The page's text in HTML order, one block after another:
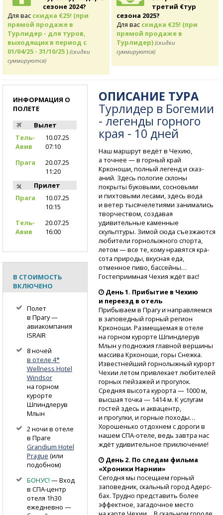
сезоне 2024?
Для вас скидка €25! (при
прямой продаже в
Турлидер - для туров,
выходящих в период с
01/04/25 - 31/10/25 ) (скидки
суммируются)
третий €тур
сезона 2025?
Для вас скидка €25! (при
прямой продаже в
Турлидер) (скидки
суммируются)
ОПИСАНИЕ ТУРА
Турлидер в Богемии
- легенды горного
края - 10 дней
Наш маршрут ведёт в Чехию,
а точнее — в гор­ный край
Крконоши, полный легенд и сказ­
аний. Здесь пологие склоны
покрыты буков­ыми, сосновыми
и пих­товыми лесами, здесь вода
и ветер тысяче­летиями занимались
творчеством, создавая
удивительные каменн­ые
скульптуры. Зимой сюда съезжаются
люб­ители горнолыжного спорта,
летом — все те, кому нравятся кра­
сота природы, вкусная еда,
отменное пиво, бассейн­ы…
Гостеприимная Чехия ждёт вас!
День 1. Прибытие в Чехию
и переезд в отель
Прибываем в Прагу и направляемся
в заповедный горный регион
Крконоши. Размещаемая в отеле
на горном курорте Шпиндлерув
Млын у подножия главной вершины
массива Крконоши, горы Снежка.
Известнейший горнолыжный курорт
Чехии летом привлекает любителей
горных пейзаж­ей и прогулок.
Средняя высота кур­орта — 1000 м,
высшая точка — 1414 м. К услугам
гостей здесь и ак­вацентр,
и прогулки, и горные походы…
Хорошенько отдохнем с дороги в
нашем СПА-отеле,ведь завтра нас
ждёт удивительное приключение!
День 2. По следам фильма
«Хроники Нарнии»
Сегодня мы посещаем горный
заповедник, скальный город Адерс­
бах. Трудно представ­ить более
эффектное, загадочное место
ИНФОРМАЦИЯ О
ПОЛЕТЕ
Вылет
Тель-
Авив
10.07.25
07:10
Прага
20.07.25
11:20
Прилет
Прага
10.07.25
10:15
Тель-
Авив
20.07.25
16:00
В СТОИМОСТЬ
ВКЛЮЧЕНО
Полет
в Прагу —
авиакомпания
ISRAIR
8 ночей
в отеле 4*
Wellness Hotel
Windsor
на горном
курорте
Шпиндлерув
Млын
2 ночи в отеле
в Праге
Grandium Hotel
Prague (или
подобном)
БОНУС! — Вход
в СПА-центр
отеля 1h30
ежедневно —